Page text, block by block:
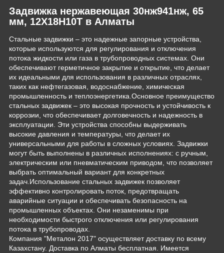
Задвижка нержавеющая 30нж941нж, 65
мм, 12Х18Н10Т в Алматы
Стальные задвижки – это надежные запорные устройства,
которые используются для регулирования и отключения
потока жидкости или газа в трубопроводных системах. Они
обеспечивают герметичное закрытие и открытие, что делает
их идеальными для использования в различных отраслях,
таких как нефтегазовая, водоснабжение, химическая
промышленность и теплоэнергетика.Основное преимущество
стальных задвижек – это высокая прочность и устойчивость к
коррозии, что обеспечивает долговечность и надежность в
эксплуатации. Эти устройства способны выдерживать
высокие давления и температуры, что делает их
универсальными для работы в сложных условиях. Задвижки
могут быть выполнены в различных исполнениях: с ручным,
электрическим или пневматическим приводом, что позволяет
выбрать оптимальный вариант для конкретных
задач.Использование стальных задвижек позволяет
эффективно контролировать поток, предотвращать
аварийные ситуации и обеспечивать безопасность на
промышленных объектах. Они незаменимы при
необходимости быстрого отключения или регулирования
потока в трубопроводах.
Компания "Металон 2017" осуществляет доставку по всему
Казахстану. Доставка по Алматы бесплатная. Имеется